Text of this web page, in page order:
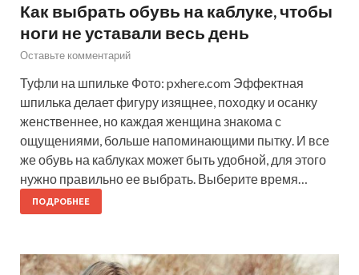
Как выбрать обувь на каблуке, чтобы
ноги не уставали весь день
Оставьте комментарий
Туфли на шпильке Фото: pxhere.com Эффектная
шпилька делает фигуру изящнее, походку и осанку
женственнее, но каждая женщина знакома с
ощущениями, больше напоминающими пытку. И все
же обувь на каблуках может быть удобной, для этого
нужно правильно ее выбрать. Выберите время…
ПОДРОБНЕЕ